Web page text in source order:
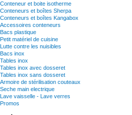
Conteneur et boite isotherme
Conteneurs et boîtes Sherpa
Conteneurs et boîtes Kangabox
Accessoires conteneurs
Bacs plastique
Petit matériel de cuisine
Lutte contre les nuisibles
Bacs inox
Tables inox
Tables inox avec dosseret
Tables inox sans dosseret
Armoire de stérilisation couteaux
Seche main electrique
Lave vaisselle - Lave verres
Promos